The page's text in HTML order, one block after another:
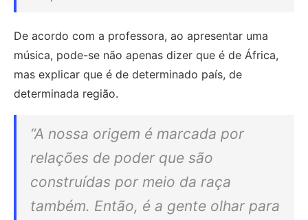
De acordo com a professora, ao apresentar uma
música, pode-se não apenas dizer que é de África,
mas explicar que é de determinado país, de
determinada região.
“A nossa origem é marcada por
relações de poder que são
construídas por meio da raça
também. Então, é a gente olhar para